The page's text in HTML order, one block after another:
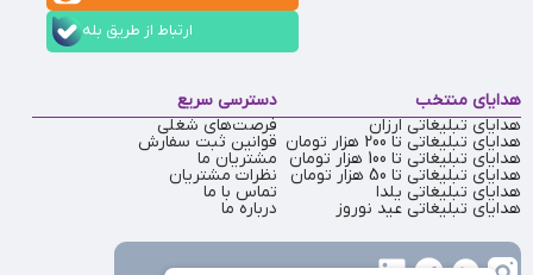
ارتباط از طریق بله
هدایای منتخب
هدایای تبلیغاتی ارزان
هدایای تبلیغاتی تا 200 هزار تومان
هدایای تبلیغاتی تا 100 هزار تومان
هدایای تبلیغاتی تا 50 هزار تومان
هدایای تبلیغاتی یلدا
هدایای تبلیغاتی عید نوروز
دسترسی سریع
فرصت‌های شغلی
قوانین ثبت سفارش
مشتریان ما
نظرات مشتریان
تماس با ما
درباره ما